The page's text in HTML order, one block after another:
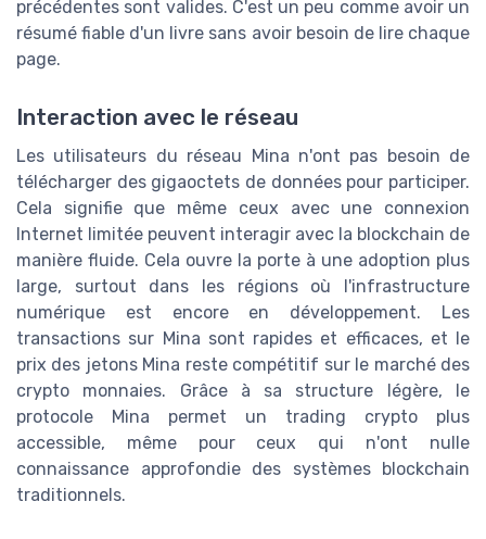
précédentes sont valides. C'est un peu comme avoir un
résumé fiable d'un livre sans avoir besoin de lire chaque
page.
Interaction avec le réseau
Les utilisateurs du réseau Mina n'ont pas besoin de
télécharger des gigaoctets de données pour participer.
Cela signifie que même ceux avec une connexion
Internet limitée peuvent interagir avec la blockchain de
manière fluide. Cela ouvre la porte à une adoption plus
large, surtout dans les régions où l'infrastructure
numérique est encore en développement. Les
transactions sur Mina sont rapides et efficaces, et le
prix des jetons Mina reste compétitif sur le marché des
crypto monnaies. Grâce à sa structure légère, le
protocole Mina permet un trading crypto plus
accessible, même pour ceux qui n'ont nulle
connaissance approfondie des systèmes blockchain
traditionnels.